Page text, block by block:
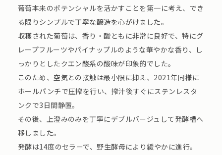
葡萄本来のポテンシャルを活かすことを第一に考え、でき
る限りシンプルで丁寧な醸造を心がけました。
収穫された葡萄は、香り・酸ともに非常に良好で、特にグ
レープフルーツやパイナップルのような華やかな香り、し
っかりとしたクエン酸系の酸味が印象的でした。
このため、空気との接触は最小限に抑え、2021年同様に
ホールパンチで圧搾を行い、搾汁後すぐにステンレスタ
ンクで3日間静置。
その後、上澄みのみを丁寧にデブルバージュして発酵槽へ
移しました。
発酵は14度のセラーで、野生酵母により緩やかに進行。